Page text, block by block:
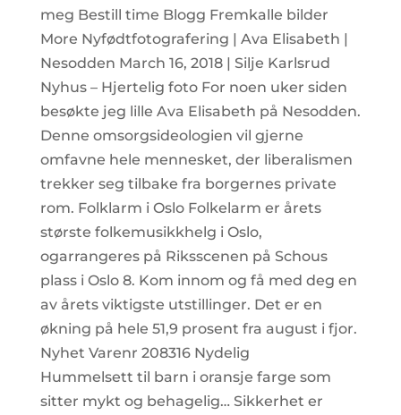
meg Bestill time Blogg Fremkalle bilder
More Nyfødtfotografering | Ava Elisabeth |
Nesodden March 16, 2018 | Silje Karlsrud
Nyhus – Hjertelig foto For noen uker siden
besøkte jeg lille Ava Elisabeth på Nesodden.
Denne omsorgsideologien vil gjerne
omfavne hele mennesket, der liberalismen
trekker seg tilbake fra borgernes private
rom. Folklarm i Oslo Folkelarm er årets
største folkemusikkhelg i Oslo,
ogarrangeres på Riksscenen på Schous
plass i Oslo 8. Kom innom og få med deg en
av årets viktigste utstillinger. Det er en
økning på hele 51,9 prosent fra august i fjor.
Nyhet Varenr 208316 Nydelig
Hummelsett til barn i oransje farge som
sitter mykt og behagelig… Sikkerhet er